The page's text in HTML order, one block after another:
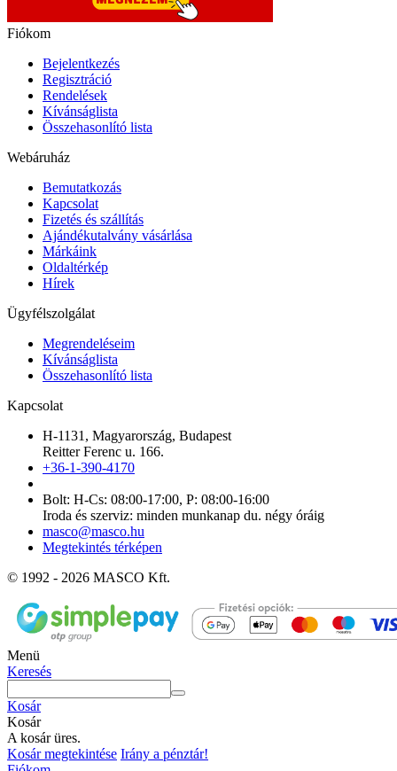
Fiókom
Bejelentkezés
Regisztráció
Rendelések
Kívánságlista
Összehasonlító lista
Webáruház
Bemutatkozás
Kapcsolat
Fizetés és szállítás
Ajándékutalvány vásárlása
Márkáink
Oldaltérkép
Hírek
Ügyfélszolgálat
Megrendeléseim
Kívánságlista
Összehasonlító lista
Kapcsolat
H-1131, Magyarország, Budapest
Reitter Ferenc u. 166.
+36-1-390-4170
Bolt: H-Cs: 08:00-17:00, P: 08:00-16:00
Iroda és szerviz: minden munkanap du. négy óráig
masco@masco.hu
Megtekintés térképen
© 1992 - 2026 MASCO Kft.
Menü
Keresés
Kosár
Kosár
A kosár üres.
Kosár megtekintése Irány a pénztár!